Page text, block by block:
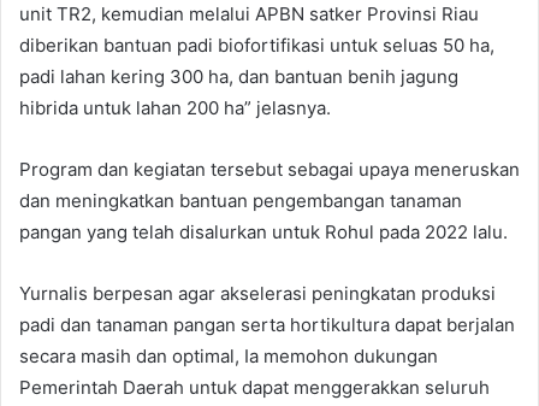
unit TR2, kemudian melalui APBN satker Provinsi Riau
diberikan bantuan padi biofortifikasi untuk seluas 50 ha,
padi lahan kering 300 ha, dan bantuan benih jagung
hibrida untuk lahan 200 ha” jelasnya.
Program dan kegiatan tersebut sebagai upaya meneruskan
dan meningkatkan bantuan pengembangan tanaman
pangan yang telah disalurkan untuk Rohul pada 2022 lalu.
Yurnalis berpesan agar akselerasi peningkatan produksi
padi dan tanaman pangan serta hortikultura dapat berjalan
secara masih dan optimal, Ia memohon dukungan
Pemerintah Daerah untuk dapat menggerakkan seluruh